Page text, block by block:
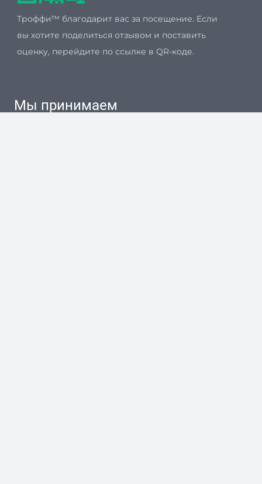
Троффи™ благодарит вас за посещение. Если
вы хотите поделиться отзывом и поставить
оценку, перейдите по ссылке в QR-коде.
Мы принимаем